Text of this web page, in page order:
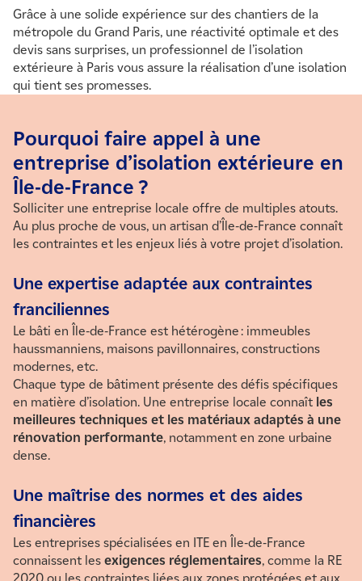
Grâce à une solide expérience sur des chantiers de la
métropole du Grand Paris, une réactivité optimale et des
devis sans surprises, un professionnel de l’isolation
extérieure à Paris vous assure la réalisation d’une isolation
qui tient ses promesses.
Pourquoi faire appel à une
entreprise d’isolation extérieure en
Île-de-France ?
Solliciter une entreprise locale offre de multiples atouts.
Au plus proche de vous, un artisan d’Île-de-France connaît
les contraintes et les enjeux liés à votre projet d’isolation.
Une expertise adaptée aux contraintes
franciliennes
Le bâti en Île-de-France est hétérogène : immeubles
haussmanniens, maisons pavillonnaires, constructions
modernes, etc.
Chaque type de bâtiment présente des défis spécifiques
en matière d’isolation. Une entreprise locale connaît les
meilleures techniques et les matériaux adaptés à une
rénovation performante, notamment en zone urbaine
dense.
Une maîtrise des normes et des aides
financières
Les entreprises spécialisées en ITE en Île-de-France
connaissent les exigences réglementaires, comme la RE